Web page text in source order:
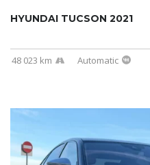
HYUNDAI TUCSON 2021
48 023 km Automatic